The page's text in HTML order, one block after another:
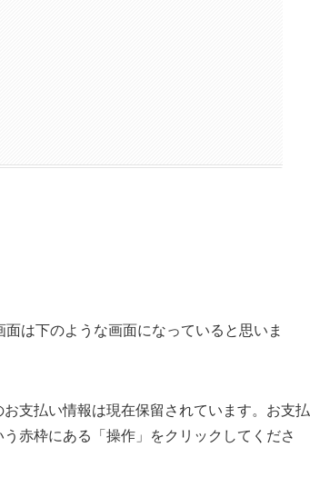
は下のような画面になっていると思いま
支払い情報は現在保留されています。お支払
赤枠にある「操作」をクリックしてくださ